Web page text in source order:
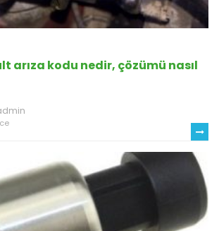
arıza kodu nedir, çözümü nasıl